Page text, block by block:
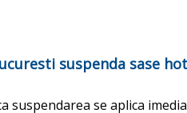
suspenda sase
suspendarea se aplica